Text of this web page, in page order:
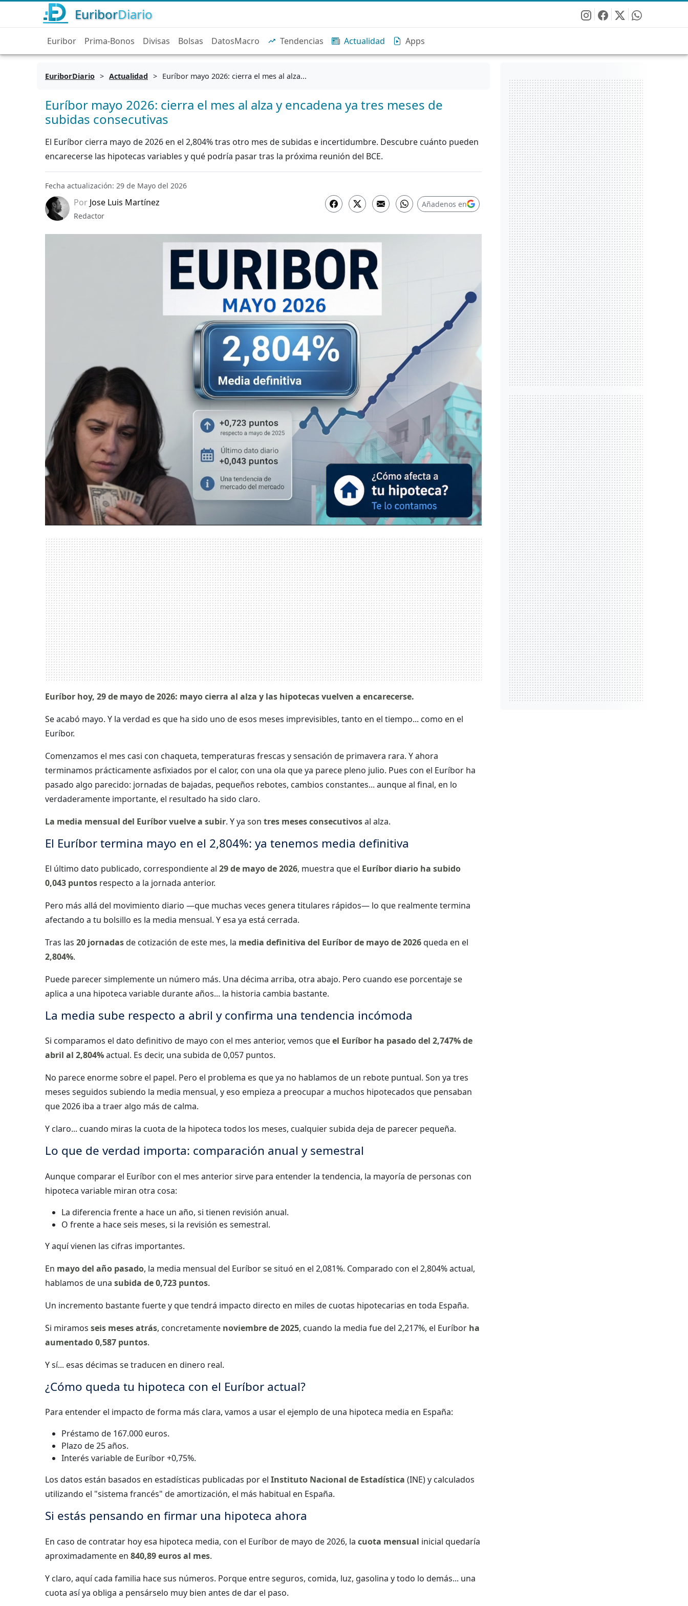
EuriborDiario
Euribor Prima-Bonos Divisas Bolsas DatosMacro Tendencias Actualidad Apps
EuriborDiario > Actualidad > Euríbor mayo 2026: cierra el mes al alza...
Euríbor mayo 2026: cierra el mes al alza y encadena ya tres meses de
subidas consecutivas
El Euríbor cierra mayo de 2026 en el 2,804% tras otro mes de subidas e incertidumbre. Descubre cuánto pueden
encarecerse las hipotecas variables y qué podría pasar tras la próxima reunión del BCE.
Fecha actualización: 29 de Mayo del 2026
Por Jose Luis Martínez
Redactor
Añadenos en
Euríbor hoy, 29 de mayo de 2026: mayo cierra al alza y las hipotecas vuelven a encarecerse.
Se acabó mayo. Y la verdad es que ha sido uno de esos meses imprevisibles, tanto en el tiempo... como en el
Euríbor.
Comenzamos el mes casi con chaqueta, temperaturas frescas y sensación de primavera rara. Y ahora
terminamos prácticamente asfixiados por el calor, con una ola que ya parece pleno julio. Pues con el Euríbor ha
pasado algo parecido: jornadas de bajadas, pequeños rebotes, cambios constantes... aunque al final, en lo
verdaderamente importante, el resultado ha sido claro.
La media mensual del Euríbor vuelve a subir. Y ya son tres meses consecutivosal alza.
El Euríbor termina mayo en el 2,804%: ya tenemos media definitiva
El último dato publicado, correspondiente al 29 de mayo de 2026, muestra que el Euríbor diario ha subido
0,043 puntos respecto a la jornada anterior.
Pero más allá del movimiento diario —que muchas veces genera titulares rápidos— lo que realmente termina
afectando a tu bolsillo es la media mensual. Y esa ya está cerrada.
Tras las 20 jornadasde cotización de este mes, la media definitiva del Euríbor de mayo de 2026queda en el
2,804%.
Puede parecer simplemente un número más. Una décima arriba, otra abajo. Pero cuando ese porcentaje se
aplica a una hipoteca variable durante años... la historia cambia bastante.
La media sube respecto a abril y confirma una tendencia incómoda
Si comparamos el dato definitivo de mayo con el mes anterior, vemos queel Euríbor ha pasado del 2,747% de
abril al 2,804%actual. Es decir, una subida de 0,057 puntos.
No parece enorme sobre el papel. Pero el problema es que ya no hablamos de un rebote puntual. Son ya tres
meses seguidos subiendo la media mensual, y eso empieza a preocupar a muchos hipotecados que pensaban
que 2026 iba a traer algo más de calma.
Y claro... cuando miras la cuota de la hipoteca todos los meses, cualquier subida deja de parecer pequeña.
Lo que de verdad importa: comparación anual y semestral
Aunque comparar el Euríbor con el mes anterior sirve para entender la tendencia, la mayoría de personas con
hipoteca variable miran otra cosa:
La diferencia frente a hace un año, si tienen revisión anual.
O frente a hace seis meses, si la revisión es semestral.
Y aquí vienen las cifras importantes.
En mayo del año pasado, la media mensual del Euríbor se situó en el 2,081%. Comparado con el 2,804% actual,
hablamos de una subida de 0,723 puntos.
Un incremento bastante fuerte y que tendrá impacto directo en miles de cuotas hipotecarias en toda España.
Si miramos seis meses atrás, concretamente noviembre de 2025, cuando la media fue del 2,217%, el Euríbor ha
aumentado 0,587 puntos.
Y sí... esas décimas se traducen en dinero real.
¿Cómo queda tu hipoteca con el Euríbor actual?
Para entender el impacto de forma más clara, vamos a usar el ejemplo de una hipoteca media en España:
Préstamo de 167.000 euros.
Plazo de 25 años.
Interés variable de Euríbor +0,75%.
Los datos están basados en estadísticas publicadas por el Instituto Nacional de Estadística (INE) y calculados
utilizando el "sistema francés" de amortización, el más habitual en España.
Si estás pensando en firmar una hipoteca ahora
En caso de contratar hoy esa hipoteca media, con el Euríbor de mayo de 2026, la cuota mensual inicial quedaría
aproximadamente en 840,89 euros al mes.
Y claro, aquí cada familia hace sus números. Porque entre seguros, comida, luz, gasolina y todo lo demás... una
cuota así ya obliga a pensárselo muy bien antes de dar el paso.